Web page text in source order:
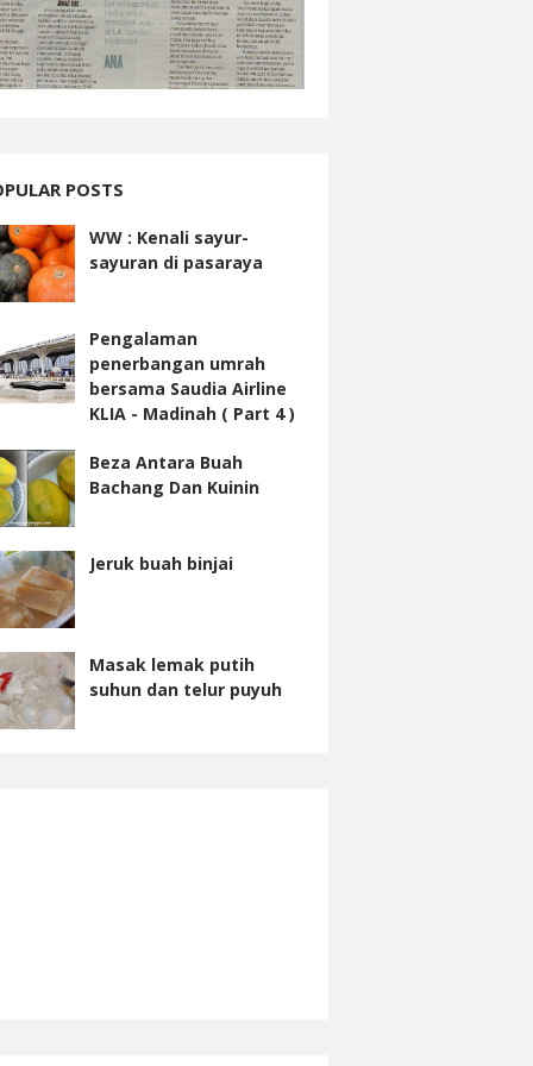
POSTS
WW : Kenali sayur-
sayuran di pasaraya
Pengalaman
penerbangan umrah
bersama Saudia Airline
KLIA - Madinah ( Part 4 )
Beza Antara Buah
Bachang Dan Kuinin
Jeruk buah binjai
Masak lemak putih
suhun dan telur puyuh